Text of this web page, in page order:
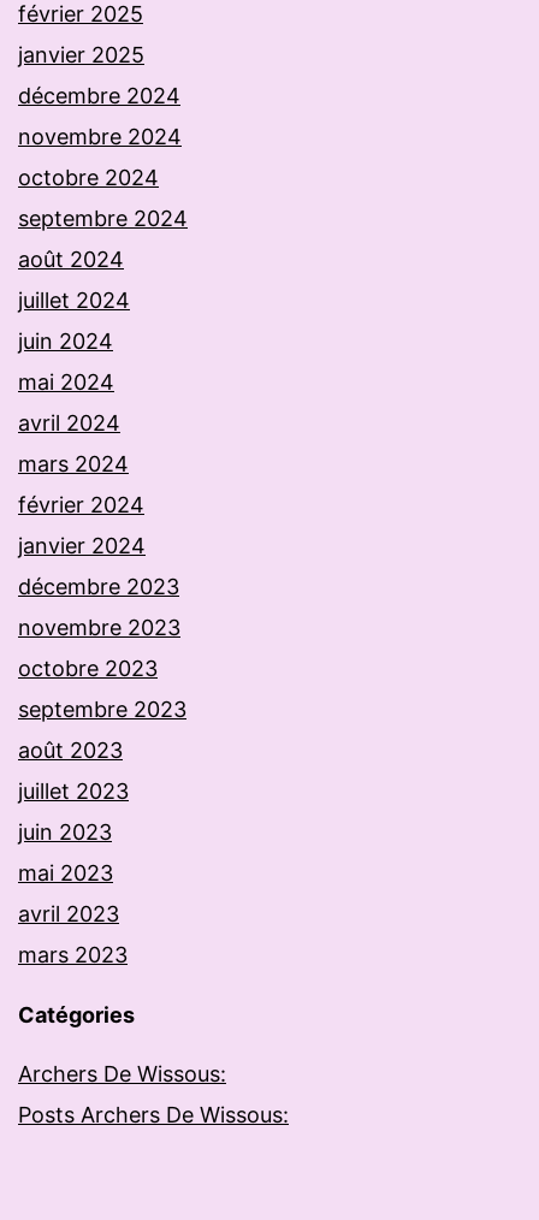
février 2025
janvier 2025
décembre 2024
novembre 2024
octobre 2024
septembre 2024
août 2024
juillet 2024
juin 2024
mai 2024
avril 2024
mars 2024
février 2024
janvier 2024
décembre 2023
novembre 2023
octobre 2023
septembre 2023
août 2023
juillet 2023
juin 2023
mai 2023
avril 2023
mars 2023
Catégories
Archers De Wissous:
Posts Archers De Wissous: